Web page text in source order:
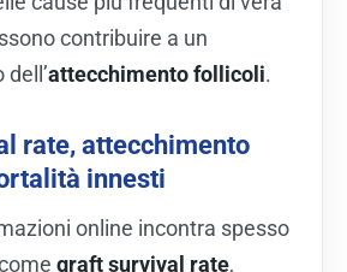
contribuire a un
attecchimento follicoli.
rate, attecchimento
innesti
online incontra spesso
graft survival rate,